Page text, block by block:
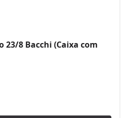
23/8 Bacchi (Caixa com